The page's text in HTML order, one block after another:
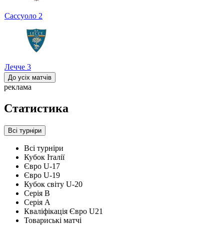
Сассуоло 2
Лечче 3
До усіх матчів
реклама
Статистика
Всі турніри
Всі турніри
Кубок Італії
Євро U-17
Євро U-19
Кубок світу U-20
Серія B
Серія А
Кваліфікація Євро U21
Товариські матчі